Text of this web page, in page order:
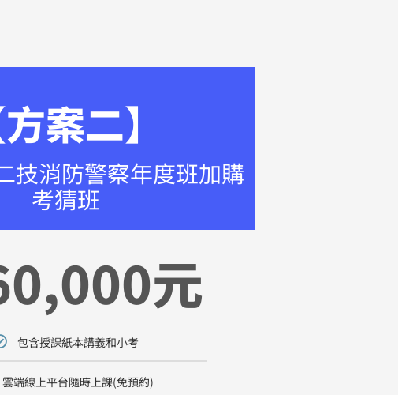
方案二】
技消防警察年度班​加購
考猜班
元
包含授課紙本講義和小考
雲端線上平台隨時上課(免預約)